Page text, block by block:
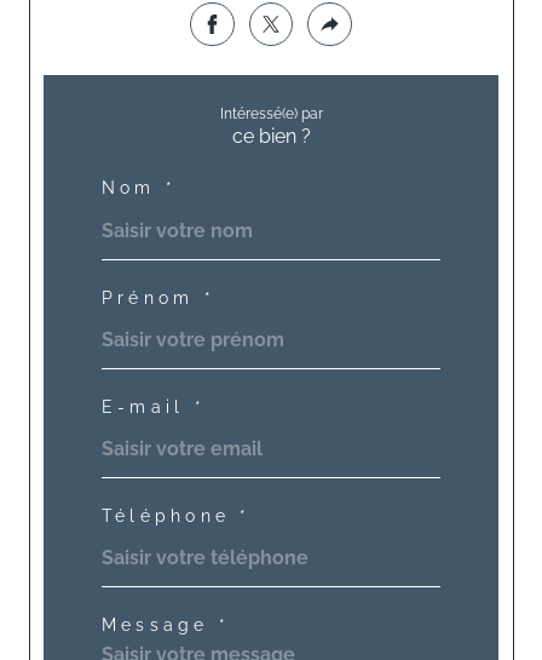
Intéressé(e) par
ce bien ?
Nom *
Prénom *
E-mail *
Téléphone *
Message *